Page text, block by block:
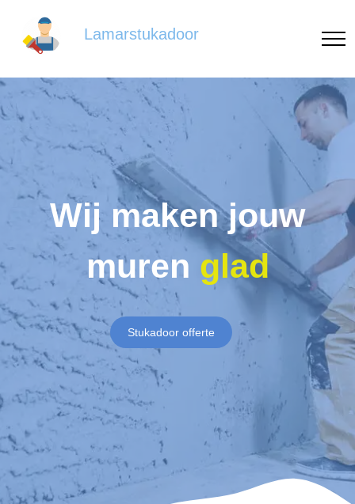
Lamarstukadoor
Wij maken jouw
muren glad
Stukadoor offerte